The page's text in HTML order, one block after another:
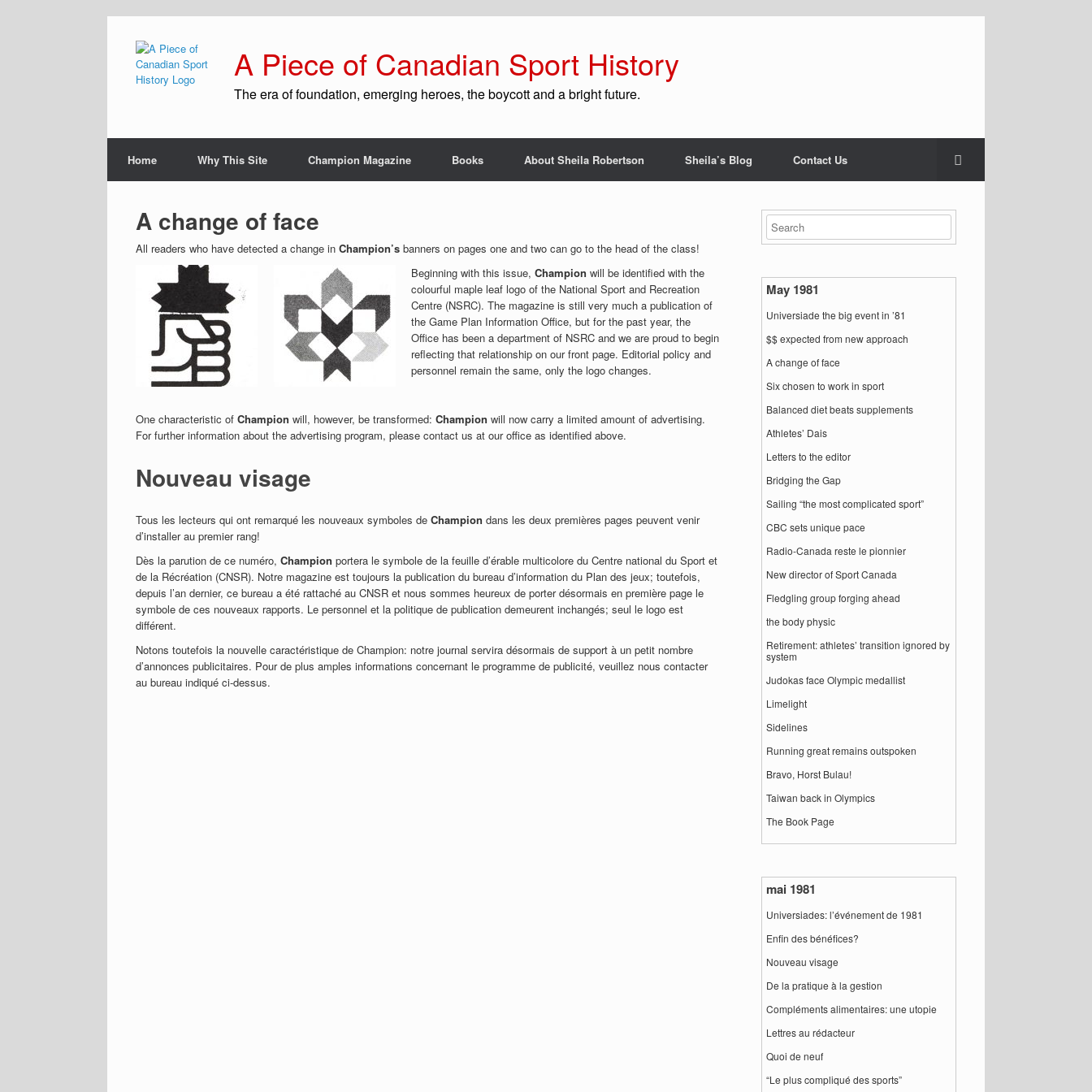
A Piece of Canadian Sport History
The era of foundation, emerging heroes, the boycott and a bright future.
Home Why This Site Champion Magazine Books About Sheila Robertson Sheila’s Blog Contact Us
A change of face
All readers who have detected a change in Champion’s banners on pages one and two can go to the head of the class!
Beginning with this issue, Champion will be identified with the
colourful maple leaf logo of the National Sport and Recreation
Centre (NSRC). The magazine is still very much a publication of
the Game Plan Information Office, but for the past year, the
Office has been a department of NSRC and we are proud to begin
reflecting that relationship on our front page. Editorial policy and
personnel remain the same, only the logo changes.
One characteristic of Champion will, however, be transformed: Champion will now carry a limited amount of advertising.
For further information about the advertising program, please contact us at our office as identified above.
Nouveau visage
Tous les lecteurs qui ont remarqué les nouveaux symboles de Champion dans les deux premières pages peuvent venir
d’installer au premier rang!
Dès la parution de ce numéro, Champion portera le symbole de la feuille d’érable multicolore du Centre national du Sport et
de la Récréation (CNSR). Notre magazine est toujours la publication du bureau d’information du Plan des jeux; toutefois,
depuis l’an dernier, ce bureau a été rattaché au CNSR et nous sommes heureux de porter désormais en première page le
symbole de ces nouveaux rapports. Le personnel et la politique de publication demeurent inchangés; seul le logo est
différent.
Notons toutefois la nouvelle caractéristique de Champion: notre journal servira désormais de support à un petit nombre
d’annonces publicitaires. Pour de plus amples informations concernant le programme de publicité, veuillez nous contacter
au bureau indiqué ci-dessus.
May 1981
Universiade the big event in ’81
$$ expected from new approach
A change of face
Six chosen to work in sport
Balanced diet beats supplements
Athletes’ Dais
Letters to the editor
Bridging the Gap
Sailing “the most complicated sport”
CBC sets unique pace
Radio-Canada reste le pionnier
New director of Sport Canada
Fledgling group forging ahead
the body physic
Retirement: athletes’ transition ignored by
system
Judokas face Olympic medallist
Limelight
Sidelines
Running great remains outspoken
Bravo, Horst Bulau!
Taiwan back in Olympics
The Book Page
mai 1981
Universiades: l’événement de 1981
Enfin des bénéfices?
Nouveau visage
De la pratique à la gestion
Compléments alimentaires: une utopie
Lettres au rédacteur
Quoi de neuf
“Le plus compliqué des sports”